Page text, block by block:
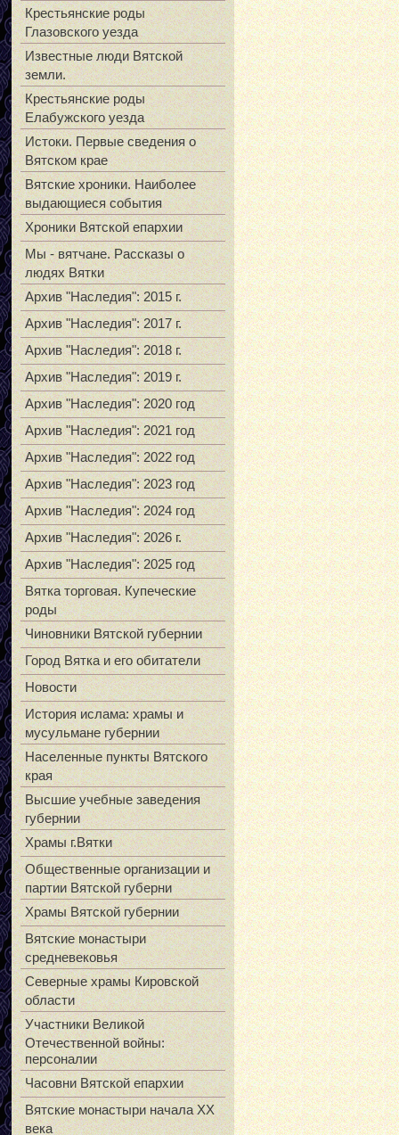
Крестьянские роды
Глазовского уезда
Известные люди Вятской
земли.
Крестьянские роды
Елабужского уезда
Истоки. Первые сведения о
Вятском крае
Вятские хроники. Наиболее
выдающиеся события
Хроники Вятской епархии
Мы - вятчане. Рассказы о
людях Вятки
Архив "Наследия": 2015 г.
Архив "Наследия": 2017 г.
Архив "Наследия": 2018 г.
Архив "Наследия": 2019 г.
Архив "Наследия": 2020 год
Архив "Наследия": 2021 год
Архив "Наследия": 2022 год
Архив "Наследия": 2023 год
Архив "Наследия": 2024 год
Архив "Наследия": 2026 г.
Архив "Наследия": 2025 год
Вятка торговая. Купеческие
роды
Чиновники Вятской губернии
Город Вятка и его обитатели
Новости
История ислама: храмы и
мусульмане губернии
Населенные пункты Вятского
края
Высшие учебные заведения
губернии
Храмы г.Вятки
Общественные организации и
партии Вятской губерни
Храмы Вятской губернии
Вятские монастыри
средневековья
Северные храмы Кировской
области
Участники Великой
Отечественной войны:
персоналии
Часовни Вятской епархии
Вятские монастыри начала XX
века